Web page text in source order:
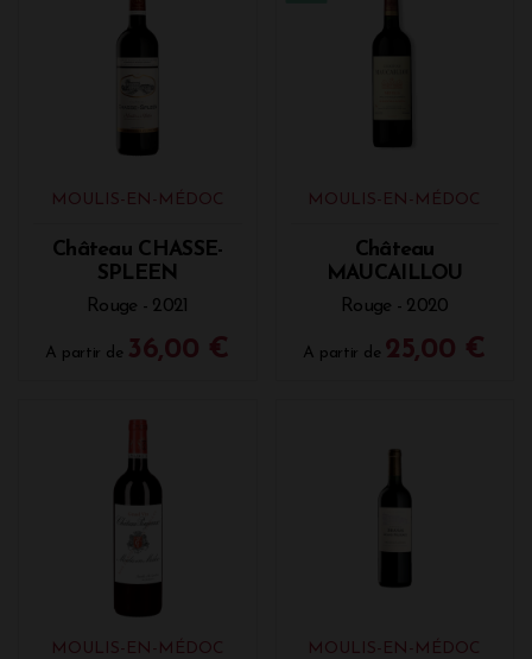
MOULIS-EN-MÉDOC
Château CHASSE-
SPLEEN
Rouge - 2021
A partir de 36,00 €
MOULIS-EN-MÉDOC
Château
MAUCAILLOU
Rouge - 2020
A partir de 25,00 €
MOULIS-EN-MÉDOC MOULIS-EN-MÉDOC